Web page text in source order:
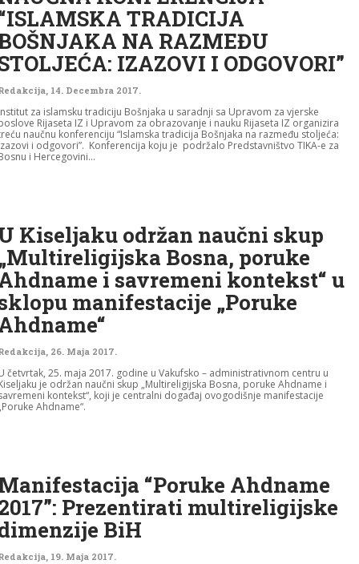
TRADICIJA
NA RAZMEĐU
IZAZOVI I ODGOVORI”
14. Decembra 2017.
za islamsku tradiciju Bošnjaka u saradnji sa Upravom za vjerske
Rijaseta IZ i Upravom za obrazovanje i nauku Rijaseta IZ organizira
naučnu konferenciju “Islamska tradicija Bošnjaka na razmeđu stoljeća:
i odgovori”. Konferencija koju je podržalo Predstavništvo TIKA-e za
i Hercegovini...
Kiseljaku održan naučni skup
Bosna, poruke
i savremeni kontekst“ u
manifestacije „Poruke
26. Maja 2017.
četvrtak, 25. maja 2017. godine u Vakufsko – administrativnom centru u
je održan naučni skup „Multireligijska Bosna, poruke Ahdname i
kontekst“, koji je centralni događaj ovogodišnje manifestacije
Ahdname“.
“Poruke Ahdname
Prezentirati multireligijske
BiH
19. Maja 2017.